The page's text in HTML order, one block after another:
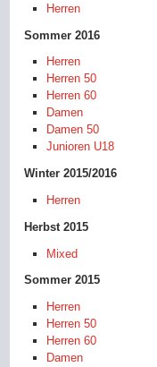
Herren
Sommer 2016
Herren
Herren 50
Herren 60
Damen
Damen 50
Junioren U18
Winter 2015/2016
Herren
Herbst 2015
Mixed
Sommer 2015
Herren
Herren 50
Herren 60
Damen